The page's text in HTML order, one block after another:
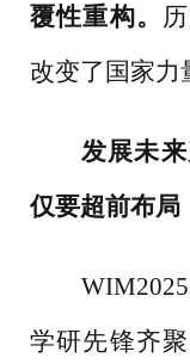
覆性重构。
改变了国家力
发展未
仅要超前布局
学研先锋齐